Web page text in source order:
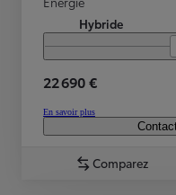
Hybride
22 690 €
En savoir plus
Comparez